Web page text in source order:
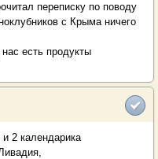
переписку по поводу
с Крыма ничего
есть продукты
и 2 календарика